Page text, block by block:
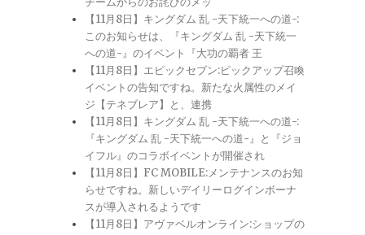
【11月8日】キングダム 乱 -天下統一への道-:
このお知らせは、『キングダム 乱 -天下統一
への道-』のイベント『大功の覇者 王
【11月8日】エピックセブン:ピックアップ召喚
イベントの告知ですね。新たな火属性のメイ
ジ【テネブレア】と、連携
【11月8日】キングダム 乱 -天下統一への道-:
『キングダム 乱 -天下統一への道-』と『ジョ
イフル』のコラボイベントが開催され
【11月8日】FC MOBILE:メンテナンスのお知
らせですね。新しいデイリーログインボーナ
スが導入されるようです
【11月8日】アヴァベルオンライン:ショップの